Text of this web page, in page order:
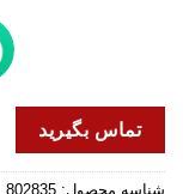
تماس بگیرید
شناسه محصول: 802835